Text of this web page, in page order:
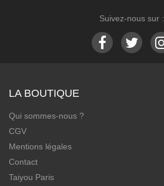
Suivez-nous sur :
LA BOUTIQUE
Qui sommes-nous ?
CGV
Mentions légales
Contact
Taiyou Paris